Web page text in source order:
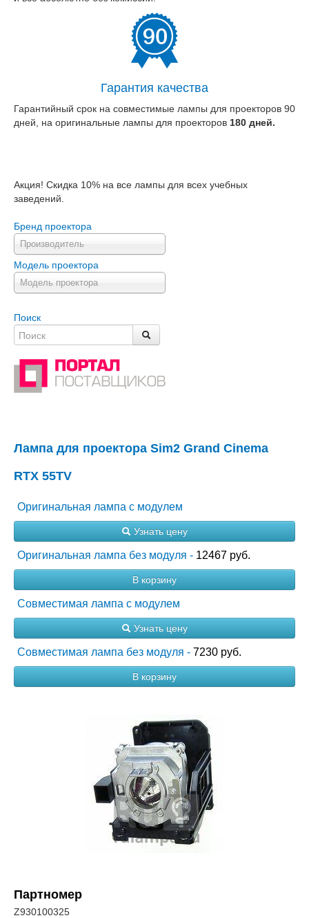
Гарантия качества
Гарантийный срок на совместимые лампы для проекторов 90
дней, на оригинальные лампы для проекторов 180 дней.
Акция! Скидка 10% на все лампы для всех учебных
заведений.
Бренд проектора
Производитель
Модель проектора
Модель проектора
Поиск
Лампа для проектора Sim2 Grand Cinema
RTX 55TV
Оригинальная лампа с модулем
Узнать цену
Оригинальная лампа без модуля - 12467 руб.
В корзину
Совместимая лампа с модулем
Узнать цену
Совместимая лампа без модуля - 7230 руб.
В корзину
Партномер
Z930100325